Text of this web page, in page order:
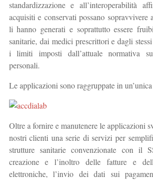
standardizzazione e all’interoperabilità
acquisiti e conservati possano sopravvivere
li hanno generati e soprattutto essere
sanitarie, dai medici prescrittori e dagli
i limiti imposti dall’attuale normativa
personali.
Le applicazioni sono raggruppate in
Oltre a fornire e manutenere le applicazioni
nostri clienti una serie di servizi per
strutture sanitarie convenzionate con
creazione e l’inoltro delle fatture e
elettroniche, l’invio dei dati sui